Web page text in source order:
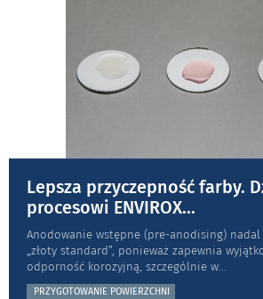
Lepsza przyczepność farby.
procesowi ENVIROX...
Anodowanie wstępne (pre-anodising) nadal
„złoty standard”, ponieważ zapewnia
odporność koro­zyjną, szczególnie w...
PRZYGOTOWANIE POWIERZCHNI